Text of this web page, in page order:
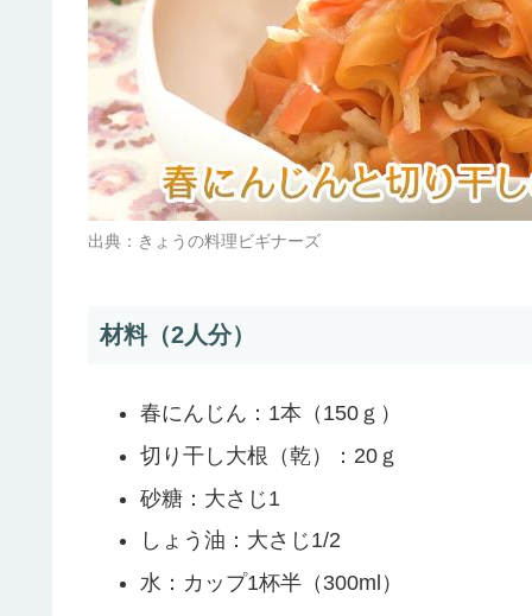
出典：きょうの料理ビギナーズ
材料（2人分）
春にんじん：1本（150ｇ）
切り干し大根（乾）：20ｇ
砂糖：大さじ1
しょう油：大さじ1/2
水：カップ1杯半（300ml）